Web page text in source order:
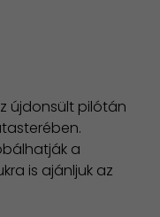
újdonsült pilótán
a
is ajánljuk az